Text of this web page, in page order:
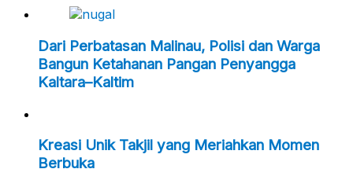
Dari Perbatasan Malinau, Polisi dan Warga
Bangun Ketahanan Pangan Penyangga
Kaltara–Kaltim
Kreasi Unik Takjil yang Meriahkan Momen
Berbuka